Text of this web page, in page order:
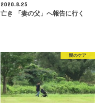
2020.8.25
亡き 「妻の父」へ報告に行く
親のケア